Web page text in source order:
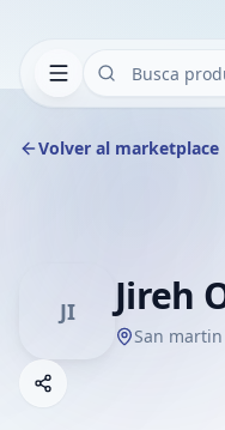
Volver al marketplace
JI Jireh
San martin
Compartir empresa